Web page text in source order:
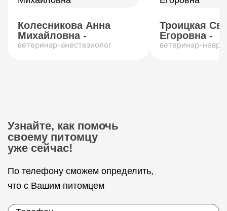
Колесникова Анна
Михайловна -
ветеринар-анестезиолог
Троицкая
Егоровна -
ветеринар-
Узнайте, как помочь
своему питомцу
уже сейчас!
По телефону сможем определить,
что с Вашим питомцем